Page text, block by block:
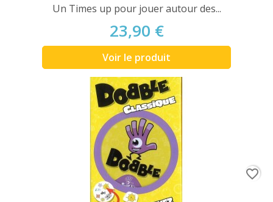
Un Times up pour jouer autour des...
23,90 €
Voir le produit
favorite_border